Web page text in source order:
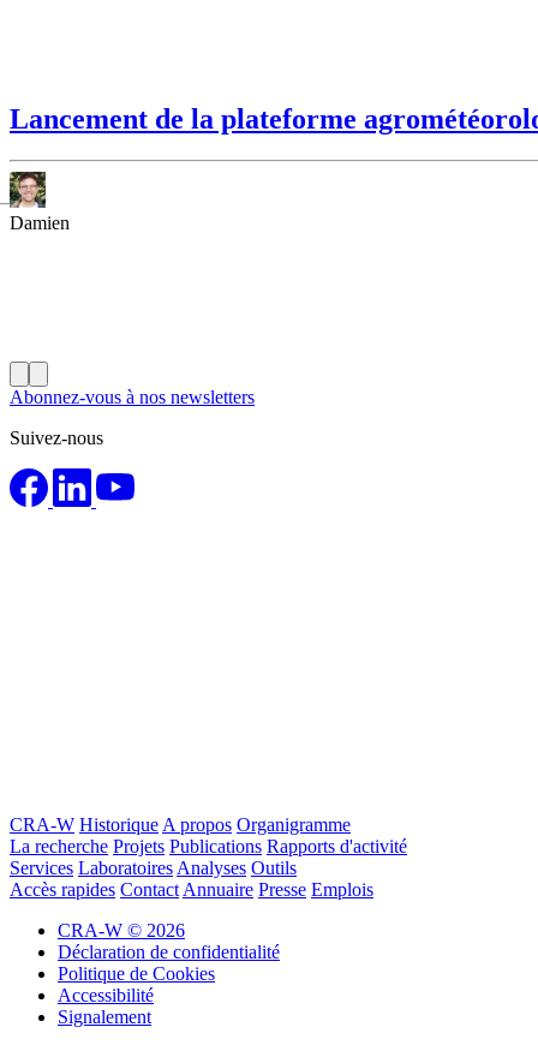
Lancement de la plateforme
Damien
Abonnez-vous à nos newsletters
Suivez-nous
CRA-W Historique A propos Organigramme
La recherche Projets Publications Rapports d'activité
Services Laboratoires Analyses Outils
Accès rapides Contact Annuaire Presse Emplois
CRA-W © 2026
Déclaration de confidentialité
Politique de Cookies
Accessibilité
Signalement